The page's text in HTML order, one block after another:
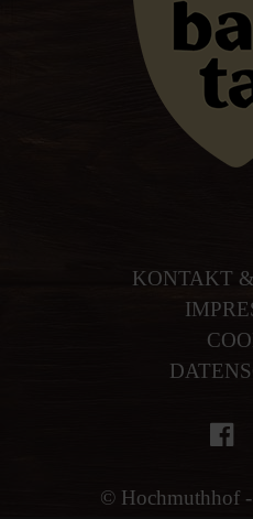
KONTAKT
© Hochmuthhof